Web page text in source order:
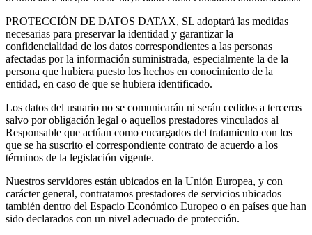
PROTECCIÓN DE DATOS DATAX, SL adoptará las medidas
necesarias para preservar la identidad y garantizar la
confidencialidad de los datos correspondientes a las personas
afectadas por la información suministrada, especialmente la de la
persona que hubiera puesto los hechos en conocimiento de la
entidad, en caso de que se hubiera identificado.
Los datos del usuario no se comunicarán ni serán cedidos a terceros
salvo por obligación legal o aquellos prestadores vinculados al
Responsable que actúan como encargados del tratamiento con los
que se ha suscrito el correspondiente contrato de acuerdo a los
términos de la legislación vigente.
Nuestros servidores están ubicados en la Unión Europea, y con
carácter general, contratamos prestadores de servicios ubicados
también dentro del Espacio Económico Europeo o en países que han
sido declarados con un nivel adecuado de protección.